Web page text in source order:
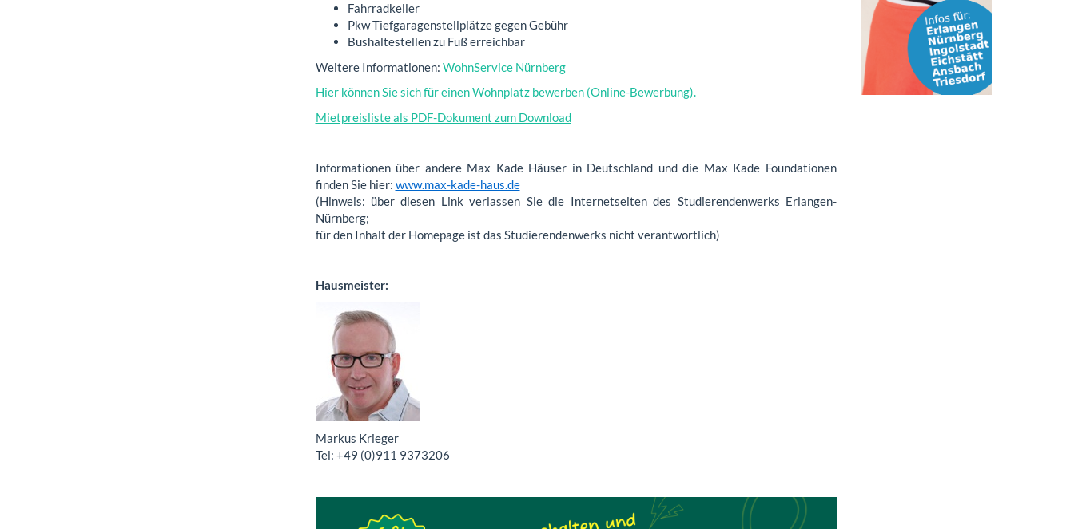
Fahrradkeller
Pkw Tiefgaragenstellplätze gegen Gebühr
Bushaltestellen zu Fuß erreichbar
Weitere Informationen: WohnService Nürnberg
Hier können Sie sich für einen Wohnplatz bewerben (Online-Bewerbung).
Mietpreisliste als PDF-Dokument zum Download
Informationen über andere Max Kade Häuser in Deutschland und die Max Kade Foundationen
finden Sie hier: www.max-kade-haus.de
(Hinweis: über diesen Link verlassen Sie die Internetseiten des Studierendenwerks Erlangen-
Nürnberg;
für den Inhalt der Homepage ist das Studierendenwerks nicht verantwortlich)
Hausmeister:
Markus Krieger
Tel: +49 (0)911 9373206